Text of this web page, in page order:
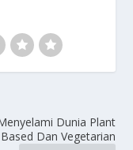
Dunia Plant
Based Dan Vegetarian